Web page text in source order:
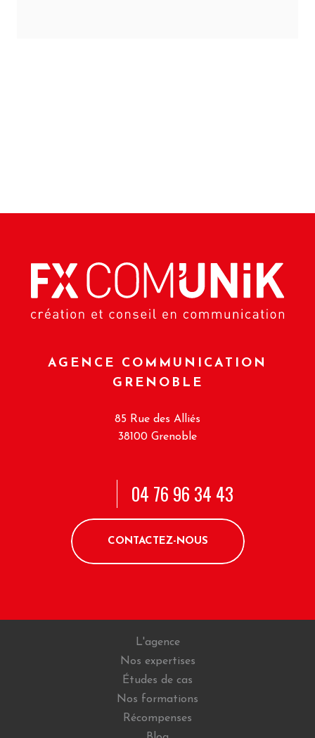
AGENCE COMMUNICATION
GRENOBLE
85 Rue des Alliés
38100 Grenoble
04 76 96 34 43
CONTACTEZ-NOUS
L'agence
Nos expertises
Études de cas
Nos formations
Récompenses